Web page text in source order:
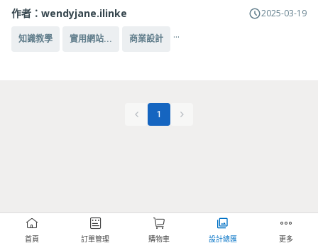
作者： wendyjane.ilinke 2025-03-19
知識教學 實用網站... 商業設計 ...
1
首頁 訂單管理 購物車 設計總匯 更多